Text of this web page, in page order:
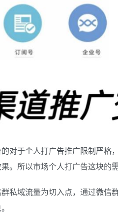
对于个人打广告推广限制严格
。所以市场个人打广告这块的
私域流量为切入点，通过微信